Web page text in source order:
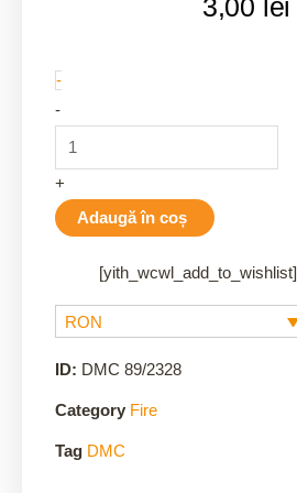
3,00 lei
-2328
-
+
Adaugă în coș
[yith_wcwl_add_to_wishlist]
RON
ID: DMC 89/2328
Category Fire
Tag DMC